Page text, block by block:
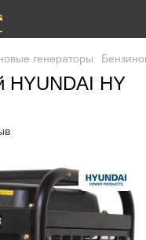
генераторы
HYUNDAI HY